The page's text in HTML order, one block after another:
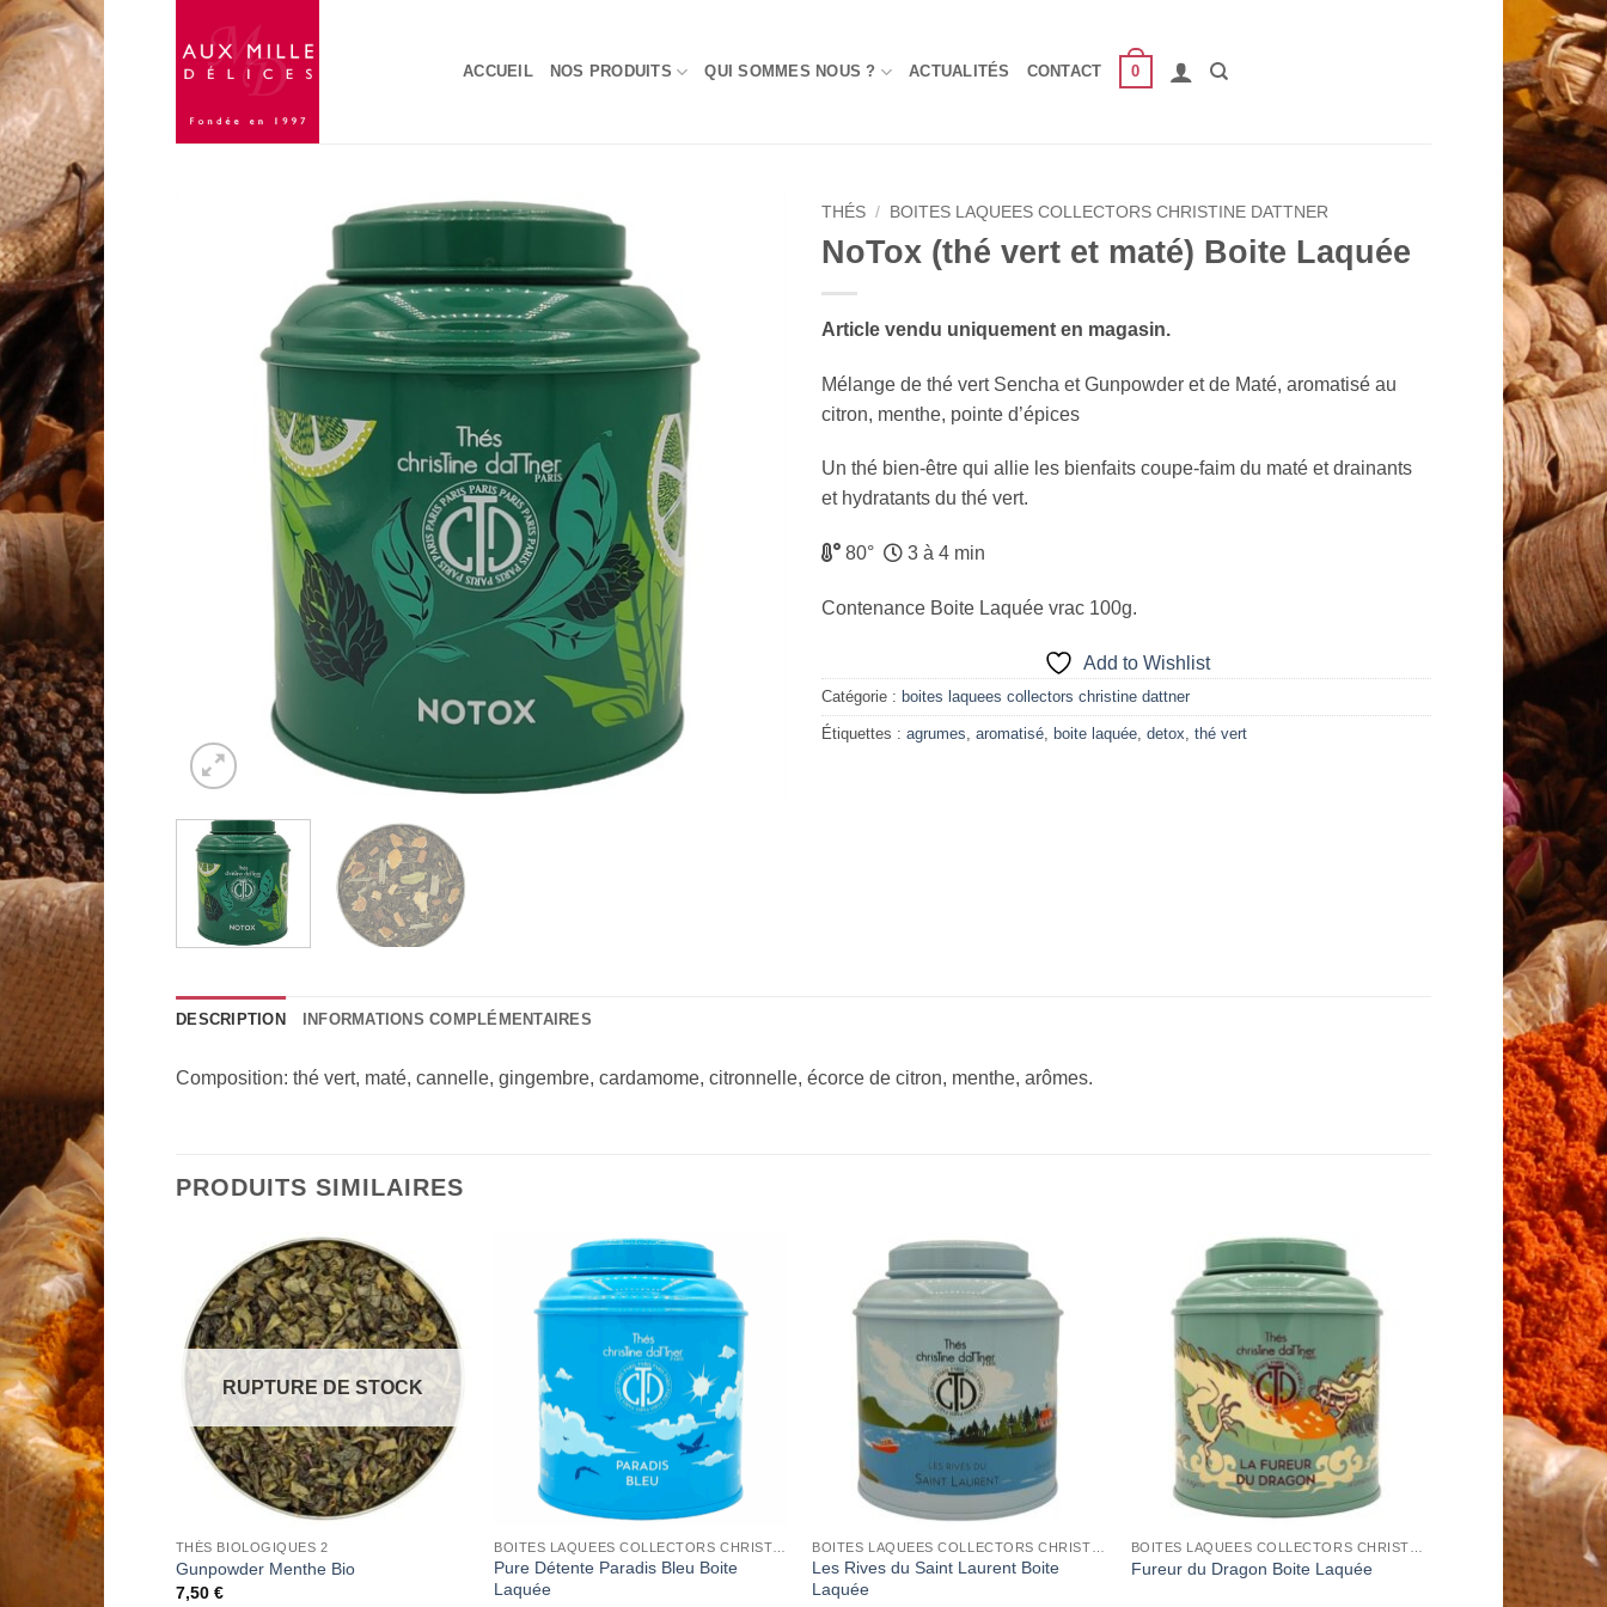
au
ACCUEIL NOS PRODUITS QUI SOMMES NOUS ? ACTUALITÉS CONTACT 0
THÉS / BOITES LAQUEES COLLECTORS CHRISTINE DATTNER
NoTox (thé vert et maté) Boite Laquée
Article vendu uniquement en magasin.
Mélange de thé vert Sencha et Gunpowder et de Maté, aromatisé au
citron, menthe, pointe d’épices
Un thé bien-être qui allie les bienfaits coupe-faim du maté et drainants
et hydratants du thé vert.
80° 3 à 4 min
Contenance Boite Laquée vrac 100g.
Add to Wishlist
Catégorie : boites laquees collectors christine dattner
Étiquettes : agrumes aromatisé boite laquée detox thé vert
DESCRIPTION INFORMATIONS COMPLÉMENTAIRES
Composition: thé vert, maté, cannelle, gingembre, cardamome, citronnelle, écorce de citron, menthe, arômes.
PRODUITS SIMILAIRES
Add to
Wishlist
RUPTURE DE STOCK
THÉS BIOLOGIQUES 2
Gunpowder Menthe Bio
7,50 €
Add to
Wishlist
Pure Détente Paradis Bleu Boite
Laquée
Add to
Wishlist
Les Rives du Saint Laurent Boite
Laquée
Add to
Wishlist
Fureur du Dragon Boite Laquée
Add to
Wishlist